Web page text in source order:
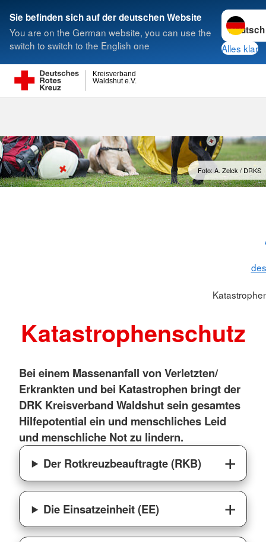
Sie befinden sich auf der deutschen Website
You are on the German website, you can use the
switch to switch to the English one
Sprache
Alles klar
Waldshut e.V.
Kreisverband
Suche
Foto: A. Zelck / DRKS
Katastrophenschutz
Bei einem Massenanfall von Verletzten/
Erkrankten und bei Katastrophen bringt der
DRK Kreisverband Waldshut sein gesamtes
Hilfepotential ein und menschliches Leid
und menschliche Not zu lindern.
Der Rotkreuzbeauftragte (RKB)
Die Einsatzeinheit (EE)